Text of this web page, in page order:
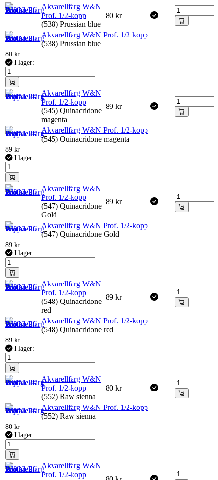
Akvarellfärg W&N
Prof. 1/2-kopp
(538) Prussian blue
80 kr
Akvarellfärg W&N Prof. 1/2-kopp
(538) Prussian blue
80 kr
I lager:
Akvarellfärg W&N
Prof. 1/2-kopp
(545) Quinacridone
magenta
89 kr
Akvarellfärg W&N Prof. 1/2-kopp
(545) Quinacridone magenta
89 kr
I lager:
Akvarellfärg W&N
Prof. 1/2-kopp
(547) Quinacridone
Gold
89 kr
Akvarellfärg W&N Prof. 1/2-kopp
(547) Quinacridone Gold
89 kr
I lager:
Akvarellfärg W&N
Prof. 1/2-kopp
(548) Quinacridone
red
89 kr
Akvarellfärg W&N Prof. 1/2-kopp
(548) Quinacridone red
89 kr
I lager:
Akvarellfärg W&N
Prof. 1/2-kopp
(552) Raw sienna
80 kr
Akvarellfärg W&N Prof. 1/2-kopp
(552) Raw sienna
80 kr
I lager:
Akvarellfärg W&N
Prof. 1/2-kopp